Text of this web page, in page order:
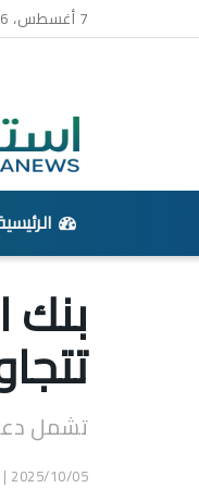
7 أغسطس، 2026 | 7:30 م
تتجاوز 11.2
تشمل
2025/10/05 | 7:57 مساءً